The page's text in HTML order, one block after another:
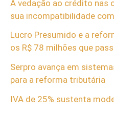
A vedação ao crédito nas
sua incompatibilidade
Lucro Presumido e a
os R$ 78 milhões que
Serpro avança em
para a reforma tributária
IVA de 25% sustenta